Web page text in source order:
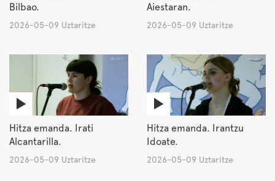
Bilbao.
2026-05-09 Uztaritze
Aiestaran.
2026-05-09 Uztaritze
Hitza emanda. Irati
Alcantarilla.
2026-05-09 Uztaritze
Hitza emanda. Irantzu
Idoate.
2026-05-09 Uztaritze